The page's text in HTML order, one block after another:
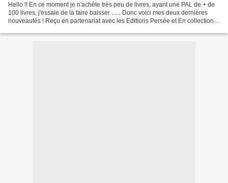
Hello !! En ce moment je n'achète très peu de livres, ayant une PAL de + de
100 livres, j'essaie de la faire baisser ...... Donc voici mes deux dernières
nouveautés ! Reçu en partenariat avec les Editions Persée et En collection